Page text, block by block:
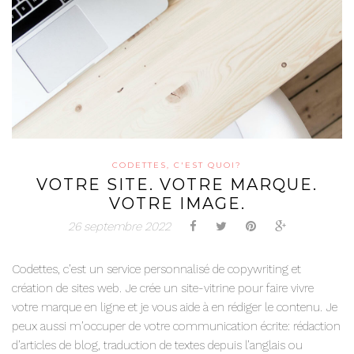
CODETTES, C'EST QUOI?
VOTRE SITE. VOTRE MARQUE.
VOTRE IMAGE.
26 septembre 2022
Codettes, c’est un service personnalisé de copywriting et
création de sites web. Je crée un site-vitrine pour faire vivre
votre marque en ligne et je vous aide à en rédiger le contenu. Je
peux aussi m’occuper de votre communication écrite: rédaction
d’articles de blog, traduction de textes depuis l’anglais ou